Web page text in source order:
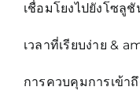
เชื่อมโยงไปยังโซลูชั
เวลาที่เรียบง่าย &
การควบคุมการเข้า